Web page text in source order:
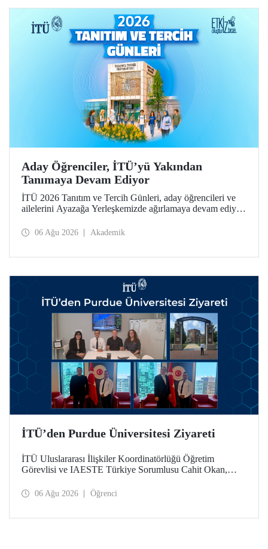
Teknoloji Müsabakası – Gıda ve Tarım Edisyonu’nda “En
Yaratıcı Fikir” kategorisinde birincilik ödülünün sahibi
oldu.
Aday Öğrenciler, İTÜ’yü Yakından
Tanımaya Devam Ediyor
İTÜ 2026 Tanıtım ve Tercih Günleri, aday öğrencileri ve
ailelerini Ayazağa Yerleşkemizde ağırlamaya devam ediyor.
ilgili fakülte ve birimler adaylara bilgi vermeye devam
06 Ağu 2026 Akademik
İTÜ’den Purdue Üniversitesi Ziyareti
İTÜ Uluslararası İlişkiler Koordinatörlüğü Öğretim
Görevlisi ve IAESTE Türkiye Sorumlusu Cahit Okan,
Temmuz tarihlerinde ABD’de dünyanın önde gelen
06 Ağu 2026 Öğrenci